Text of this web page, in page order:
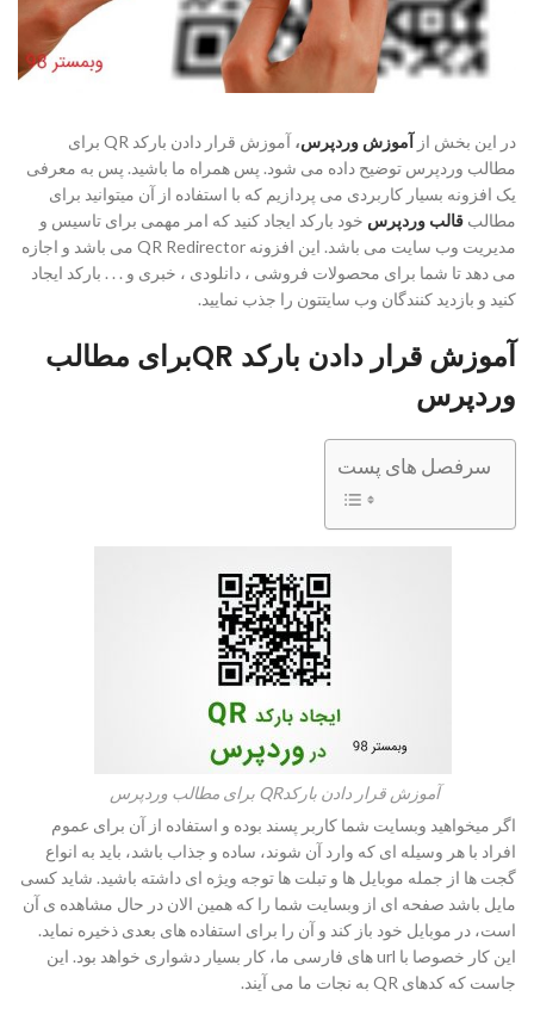
در این بخش از آموزش وردپرس،
آموزش قرار دادن بارکد QR برای
مطالب وردپرس توضیح داده می شود. پس همراه ما باشید. پس به معرفی
یک افزونه بسیار کاربردی می پردازیم که با استفاده از آن میتوانید برای
مطالب قالب وردپرس خود بارکد ایجاد کنید که امر مهمی برای تاسیس و
مدیریت وب سایت می باشد. این افزونه QR Redirector می باشد و اجازه
می دهد تا شما برای محصولات فروشی ، دانلودی ، خبری و . . . بارکد ایجاد
کنید و بازدید کنندگان وب سایتتون را جذب نمایید.
آموزش قرار دادن بارکد QRبرای مطالب
وردپرس
سرفصل های پست
آموزش قرار دادن بارکدQR برای مطالب وردپرس
اگر میخواهید وبسایت شما کاربر پسند بوده و استفاده از آن برای عموم
افراد با هر وسیله ای که وارد آن شوند، ساده و جذاب باشد، باید به انواع
گجت ها از جمله موبایل ها و تبلت ها توجه ویژه ای داشته باشید. شاید کسی
مایل باشد صفحه ای از وبسایت شما را که همین الان در حال مشاهده ی آن
است، در موبایل خود باز کند و آن را برای استفاده های بعدی ذخیره نماید.
این کار خصوصا با url های فارسی ما، کار بسیار دشواری خواهد بود. این
جاست که کدهای QR به نجات ما می آیند.